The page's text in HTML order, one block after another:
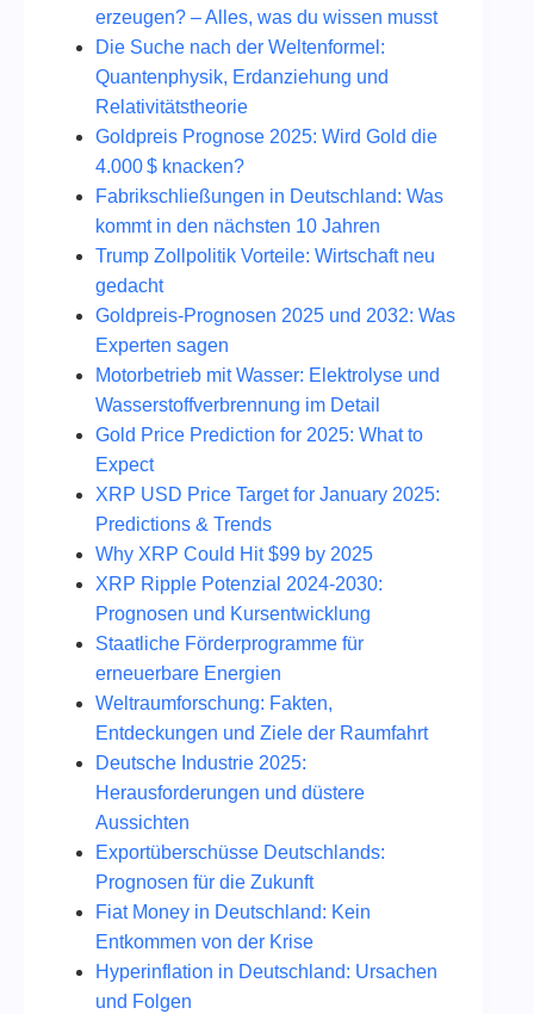
erzeugen? – Alles, was du wissen musst
Die Suche nach der Weltenformel:
Quantenphysik, Erdanziehung und
Relativitätstheorie
Goldpreis Prognose 2025: Wird Gold die
4.000 $ knacken?
Fabrikschließungen in Deutschland: Was
kommt in den nächsten 10 Jahren
Trump Zollpolitik Vorteile: Wirtschaft neu
gedacht
Goldpreis-Prognosen 2025 und 2032: Was
Experten sagen
Motorbetrieb mit Wasser: Elektrolyse und
Wasserstoffverbrennung im Detail
Gold Price Prediction for 2025: What to
Expect
XRP USD Price Target for January 2025:
Predictions & Trends
Why XRP Could Hit $99 by 2025
XRP Ripple Potenzial 2024-2030:
Prognosen und Kursentwicklung
Staatliche Förderprogramme für
erneuerbare Energien
Weltraumforschung: Fakten,
Entdeckungen und Ziele der Raumfahrt
Deutsche Industrie 2025:
Herausforderungen und düstere
Aussichten
Exportüberschüsse Deutschlands:
Prognosen für die Zukunft
Fiat Money in Deutschland: Kein
Entkommen von der Krise
Hyperinflation in Deutschland: Ursachen
und Folgen